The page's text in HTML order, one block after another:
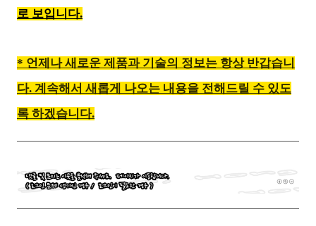
로 보입니다.
* 언제나 새로운 제품과 기술의 정보는 항상 반갑습니
다. 계속해서 새롭게 나오는 내용을 전해드릴 수 있도
록 하겠습니다.